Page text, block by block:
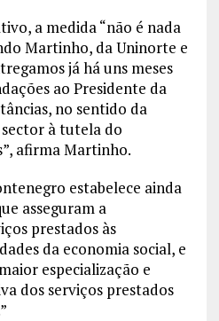
a medida “não é nada
Martinho, da Uninorte e
já há uns meses
ao Presidente da
no sentido da
à tutela do
afirma Martinho.
estabelece ainda
asseguram a
prestados às
da economia social, e
especialização e
dos serviços prestados